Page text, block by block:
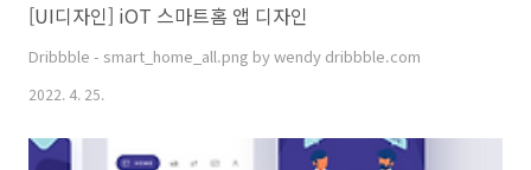
[UI디자인] iOT 스마트홈 앱 디자인
Dribbble - smart_home_all.png by wendy dribbble.com
2022. 4. 25.